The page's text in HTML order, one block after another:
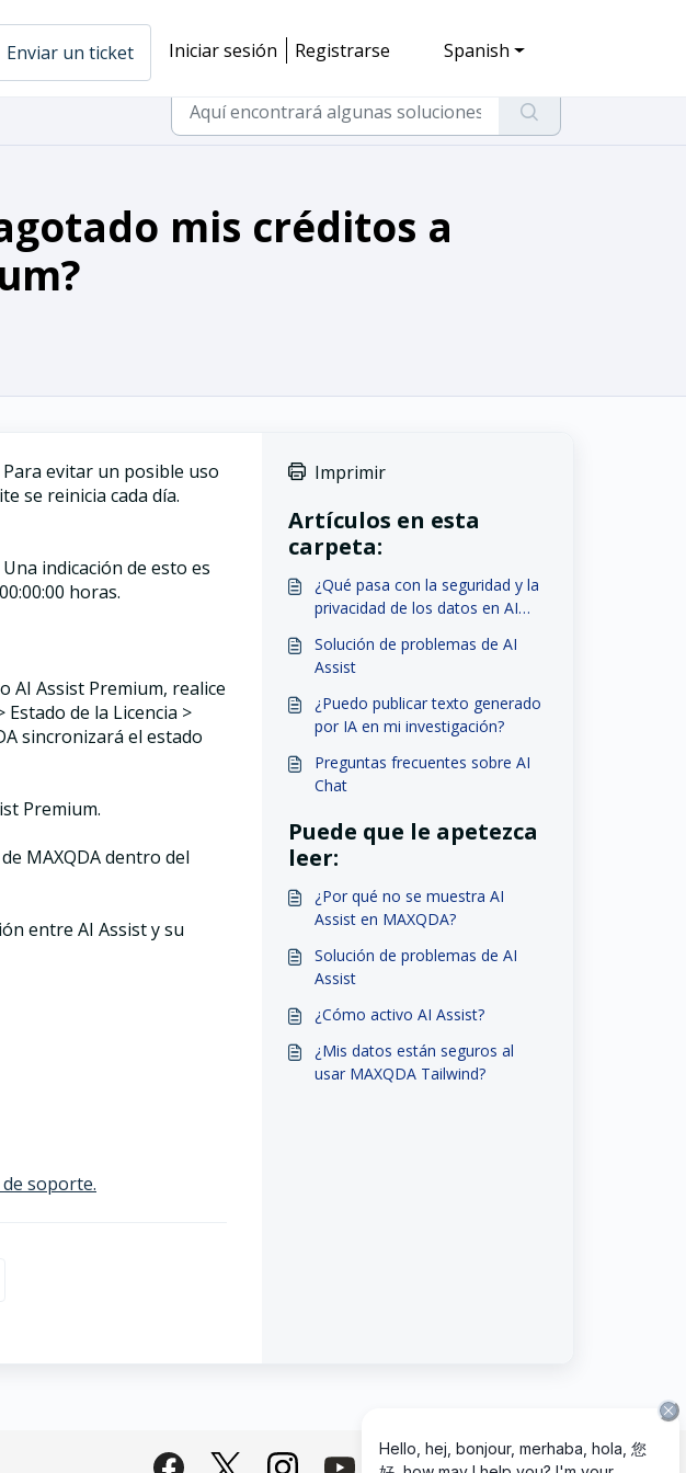
Enviar un ticket Iniciar sesión Registrarse Spanish
mis créditos a
evitar un posible uso
se reinicia cada día.
indicación de esto es
horas.
AI Assist Premium, realice
de la Licencia >
sincronizará el estado
Premium.
MAXQDA dentro del
entre AI Assist y su
soporte.
Imprimir
Artículos en esta
carpeta:
¿Qué pasa con la seguridad y la
privacidad de los datos en AI
Solución de problemas de AI
Assist
¿Puedo publicar texto generado
por IA en mi investigación?
Preguntas frecuentes sobre AI
Chat
Puede que le apetezca
leer:
¿Por qué no se muestra AI
Assist en MAXQDA?
Solución de problemas de AI
Assist
¿Cómo activo AI Assist?
¿Mis datos están seguros al
usar MAXQDA Tailwind?